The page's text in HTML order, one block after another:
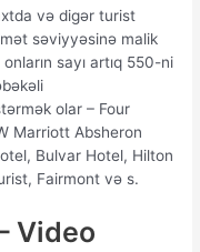
və digər turist
səviyyəsinə malik
sayı artıq 550-ni
olar – Four
Marriott Absheron
Bulvar Hotel, Hilton
Fairmont və s.
Video